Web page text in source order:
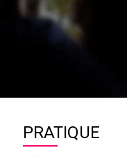
PRATIQUE